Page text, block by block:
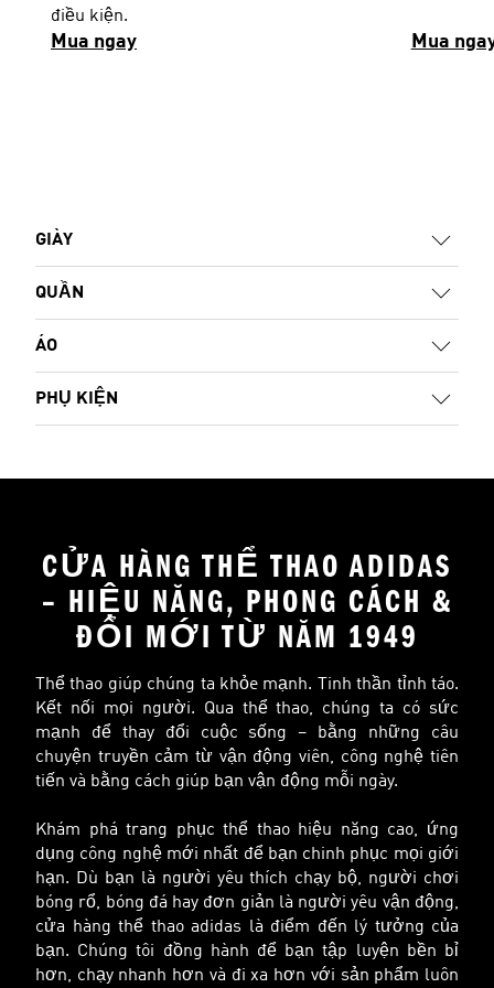
điều kiện.
Mua ngay Mua
GIÀY
QUẦN
ÁO
PHỤ KIỆN
CỬA HÀNG THỂ THAO ADIDAS
– HIỆU NĂNG, PHONG CÁCH &
ĐỔI MỚI TỪ NĂM 1949
Thể thao giúp chúng ta khỏe mạnh. Tinh thần tỉnh táo.
Kết nối mọi người. Qua thể thao, chúng ta có sức
mạnh để thay đổi cuộc sống – bằng những câu
chuyện truyền cảm từ vận động viên, công nghệ tiên
tiến và bằng cách giúp bạn vận động mỗi ngày.
Khám phá trang phục thể thao hiệu năng cao, ứng
dụng công nghệ mới nhất để bạn chinh phục mọi giới
hạn. Dù bạn là người yêu thích chạy bộ, người chơi
bóng rổ, bóng đá hay đơn giản là người yêu vận động,
cửa hàng thể thao adidas là điểm đến lý tưởng của
bạn. Chúng tôi đồng hành để bạn tập luyện bền bỉ
hơn, chạy nhanh hơn và đi xa hơn với sản phẩm luôn